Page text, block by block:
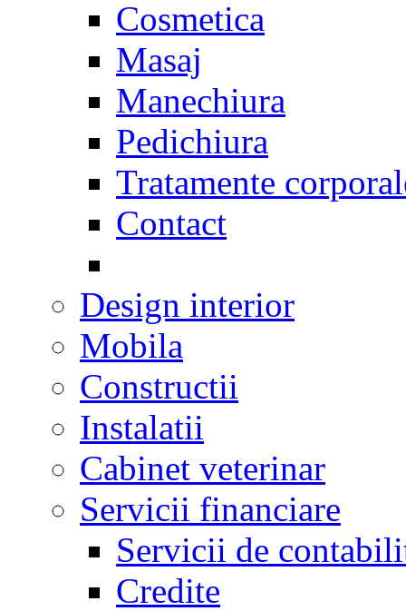
Cosmetica
Masaj
Manechiura
Pedichiura
Tratamente
Contact
Design interior
Mobila
Constructii
Instalatii
Cabinet veterinar
Servicii financiare
Servicii de
Credite